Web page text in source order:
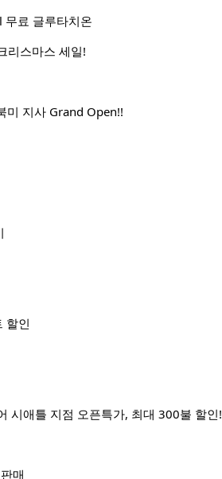
무료 글루타치온
리스마스 세일!
미 지사 Grand Open!!
할인
시애틀 지점 오픈특가, 최대 300불 할인!
매